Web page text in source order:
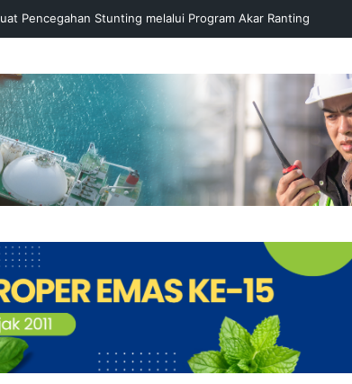
Pencegahan Stunting melalui Program Akar Ranting